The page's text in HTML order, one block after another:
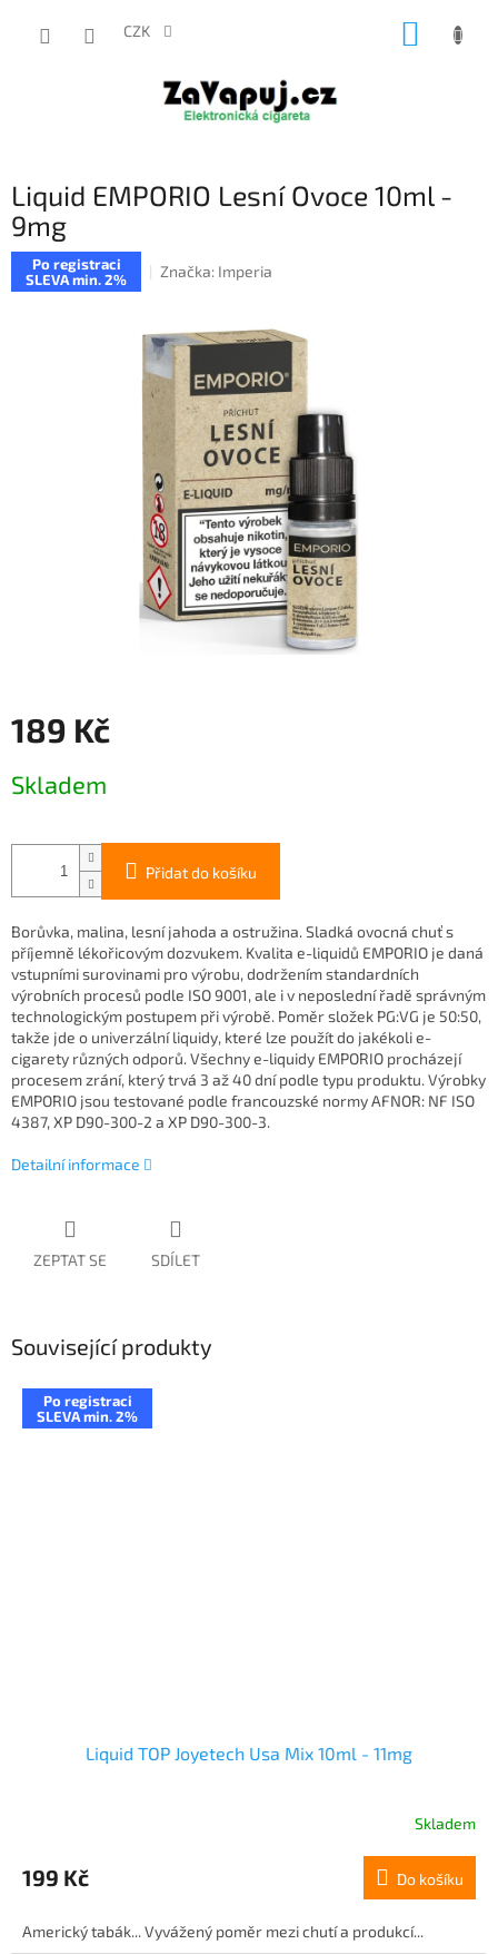
CZK
Liquid EMPORIO Lesní Ovoce 10ml -
9mg
Po registraci
SLEVA min. 2%
Značka: Imperia
189 Kč
cena:
Skladem
Přidat do košíku
Borůvka, malina, lesní jahoda a ostružina. Sladká ovocná chuť s
příjemně lékořicovým dozvukem. Kvalita e-liquidů EMPORIO je daná
vstupními surovinami pro výrobu, dodržením standardních
výrobních procesů podle ISO 9001, ale i v neposlední řadě správným
technologickým postupem při výrobě. Poměr složek PG:VG je 50:50,
takže jde o univerzální liquidy, které lze použít do jakékoli e-
cigarety různých odporů. Všechny e-liquidy EMPORIO procházejí
procesem zrání, který trvá 3 až 40 dní podle typu produktu. Výrobky
EMPORIO jsou testované podle francouzské normy AFNOR: NF ISO
4387, XP D90-300-2 a XP D90-300-3.
Detailní informace
ZEPTAT SE SDÍLET
Související produkty
Po registraci
SLEVA min. 2%
Liquid TOP Joyetech Usa Mix 10ml - 11mg
Skladem
199 Kč Do košíku
Americký tabák... Vyvážený poměr mezi chutí a produkcí...